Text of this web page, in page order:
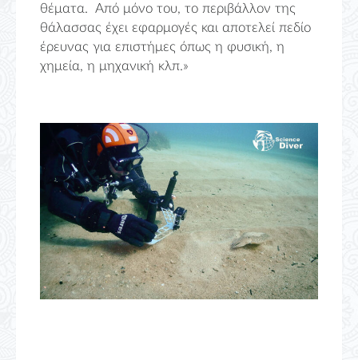
θέματα. Από μόνο του, το περιβάλλον της
θάλασσας έχει εφαρμογές και αποτελεί πεδίο
έρευνας για επιστήμες όπως η φυσική, η
χημεία, η μηχανική κλπ.»